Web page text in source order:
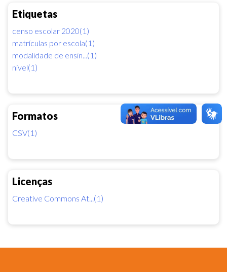
Etiquetas
censo escolar 2020(1)
matrículas por escola(1)
modalidade de ensin...(1)
nível(1)
Formatos
CSV(1)
Licenças
Creative Commons At...(1)